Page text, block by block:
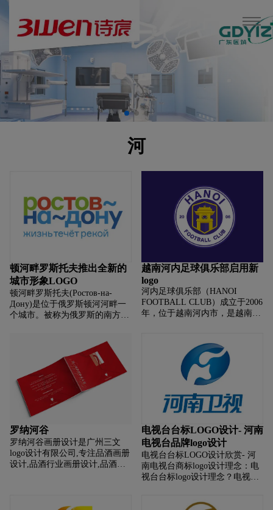
河
顿河畔罗斯托夫推出全新的
城市形象LOGO
顿河畔罗斯托夫(Ростов-на-
Дону)是位于俄罗斯顿河河畔一
个城市。被称为俄罗斯的南方之
的城市品牌形象设计，希望
越南河内足球俱乐部启用新
logo
河内足球俱乐部（HANOI
FOOTBALL CLUB）成立于2006
年，位于越南河内市，是越南顶
河内Hang Day体育场。 俱乐部
全新的LOGO由越南
罗纳河谷
罗纳河谷画册设计是广州三文
logo设计有限公司,专注品酒画册
设计,品酒行业画册设计,品酒公
案撰写,画册印刷等品酒画册设计
电视台台标LOGO设计- 河南
电视台品牌logo设计
电视台台标LOGO设计欣赏- 河
南电视台商标logo设计理念：电
视台台标logo设计理念？电视台